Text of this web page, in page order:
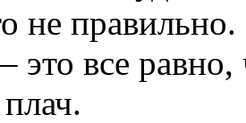
не
это все